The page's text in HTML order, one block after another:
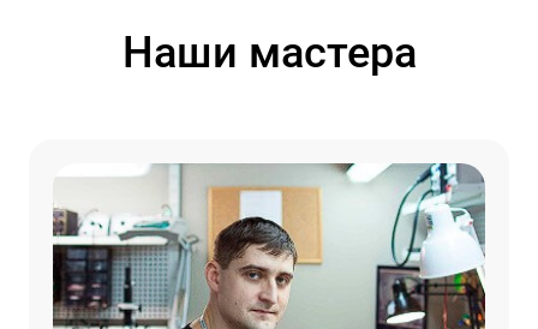
Наши мастера